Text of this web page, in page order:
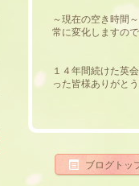
～現在の空き時間～
常に変化しますの
１４年間続けた英
った皆様ありがと
ブログトッ